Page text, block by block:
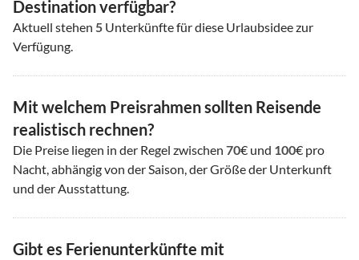
Destination verfügbar?
Aktuell stehen 5 Unterkünfte für diese Urlaubsidee zur
Verfügung.
Mit welchem Preisrahmen sollten Reisende
realistisch rechnen?
Die Preise liegen in der Regel zwischen 70€ und 100€ pro
Nacht, abhängig von der Saison, der Größe der Unterkunft
und der Ausstattung.
Gibt es Ferienunterkünfte mit